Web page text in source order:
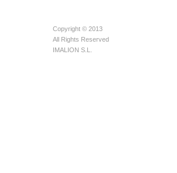
Copyright © 2013
All Rights Reserved
IMALION S.L.